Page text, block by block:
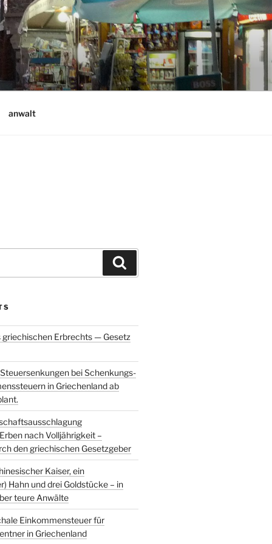
anwalt
griechischen Erbrechts — Gesetz
bei Schenkungs-
in Griechenland ab
nach Volljährigkeit –
den griechischen Gesetzgeber
Kaiser, ein
Hahn und drei Goldstücke – in
teure Anwälte
Einkommensteuer für
in Griechenland